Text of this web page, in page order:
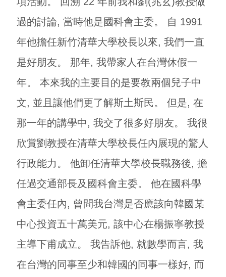
過的討論, 當時他是國科會主委。 自 1991
年他擔任新竹清華大學校長以來, 我們一直
是好朋友。 那年, 我帶家人在台灣休假一
年。 本來我的主要目的是要教兩個兒子中
文, 並且讓他們更了解斯土斯民。 但是, 在
那一年的講學中, 我交了很多好朋友。 我很
欣賞劉教授在清華大學校長任內展現的驚人
行政能力。 他卸任清華大學校長職務後, 擔
任過交通部長及國科會主委。 他在國科學
會主委任內, 曾問我台灣是否應該向韓國某
中心投資五十萬美元, 該中心在楊振寧教授
主導下甫成立。 我告訴他, 就數學而言, 我
在台灣的同事至少和韓國的同事一樣好, 而